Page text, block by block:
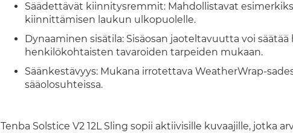
Säädettävät kiinnitysremmit: Mahdollistavat
kiinnittämisen laukun ulkopuolelle.
Dynaaminen sisätila: Sisäosan jaoteltavuutta voi
henkilökohtaisten tavaroiden tarpeiden mukaan.
Säänkestävyys: Mukana irrotettava WeatherWrap-
sääolosuhteissa.
Tenba Solstice V2 12L Sling sopii aktiivisille kuvaajille, jotka